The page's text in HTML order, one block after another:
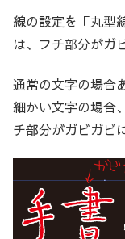
線の設定を「丸型
は、フチ部分がガ
通常の文字の場合
細かい文字の場合
チ部分がガビガビ